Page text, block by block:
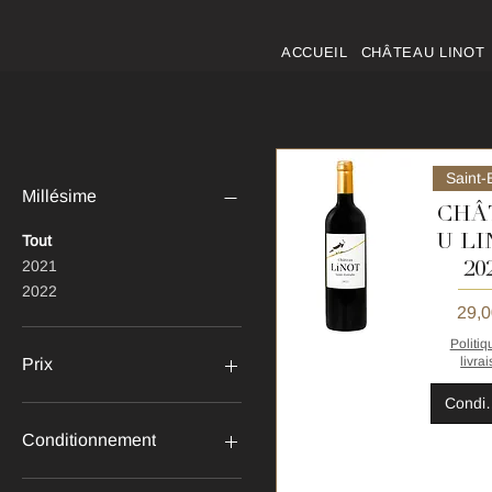
ACCUEIL CHÂTEAU LINOT
Millésime
Tout
2021
2022
Prix
Conditionnement
Caisse de 6 bouteilles
Saint-
U
Prix